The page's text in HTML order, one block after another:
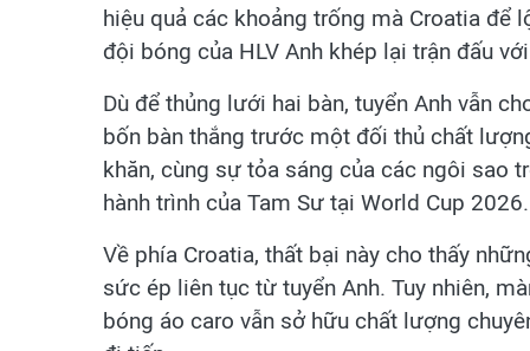
hiệu quả các khoảng trống mà Croatia
đội bóng của HLV Anh khép lại trận đấu
Dù để thủng lưới hai bàn, tuyển Anh vẫn
bốn bàn thắng trước một đối thủ chất
khăn, cùng sự tỏa sáng của các ngôi sao
hành trình của Tam Sư tại World Cup 2026.
Về phía Croatia, thất bại này cho thấy
sức ép liên tục từ tuyển Anh. Tuy nhiên,
bóng áo caro vẫn sở hữu chất lượng